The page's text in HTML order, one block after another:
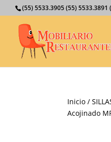
(55) 5533.3905 (55)
Inicio /
Acojinado